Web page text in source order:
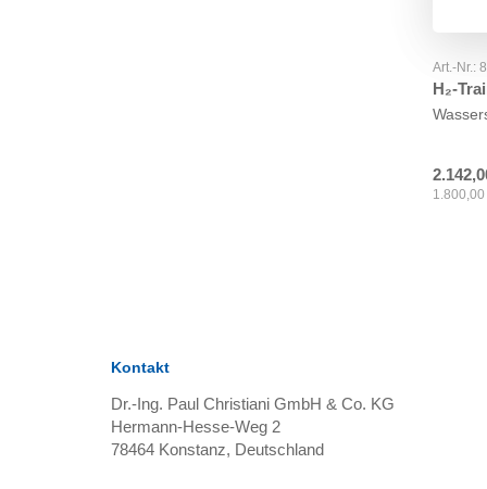
Art.-Nr.:
H₂-
1.800,00
Kontakt
Dr.-Ing. Paul Christiani GmbH & Co. KG
Hermann-Hesse-Weg 2
78464 Konstanz, Deutschland